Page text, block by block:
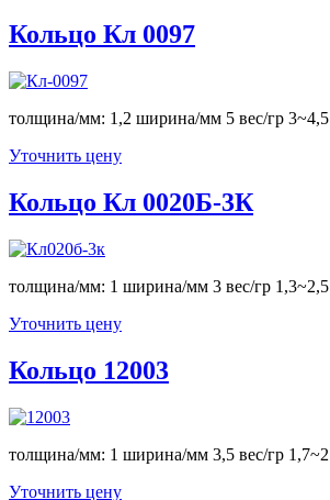
Кольцо Кл 0097
толщина/мм: 1,2 ширина/мм 5 вес/гр 3~4,5
Уточнить цену
Кольцо Кл 0020Б-3К
толщина/мм: 1 ширина/мм 3 вес/гр 1,3~2,5
Уточнить цену
Кольцо 12003
толщина/мм: 1 ширина/мм 3,5 вес/гр 1,7~2
Уточнить цену